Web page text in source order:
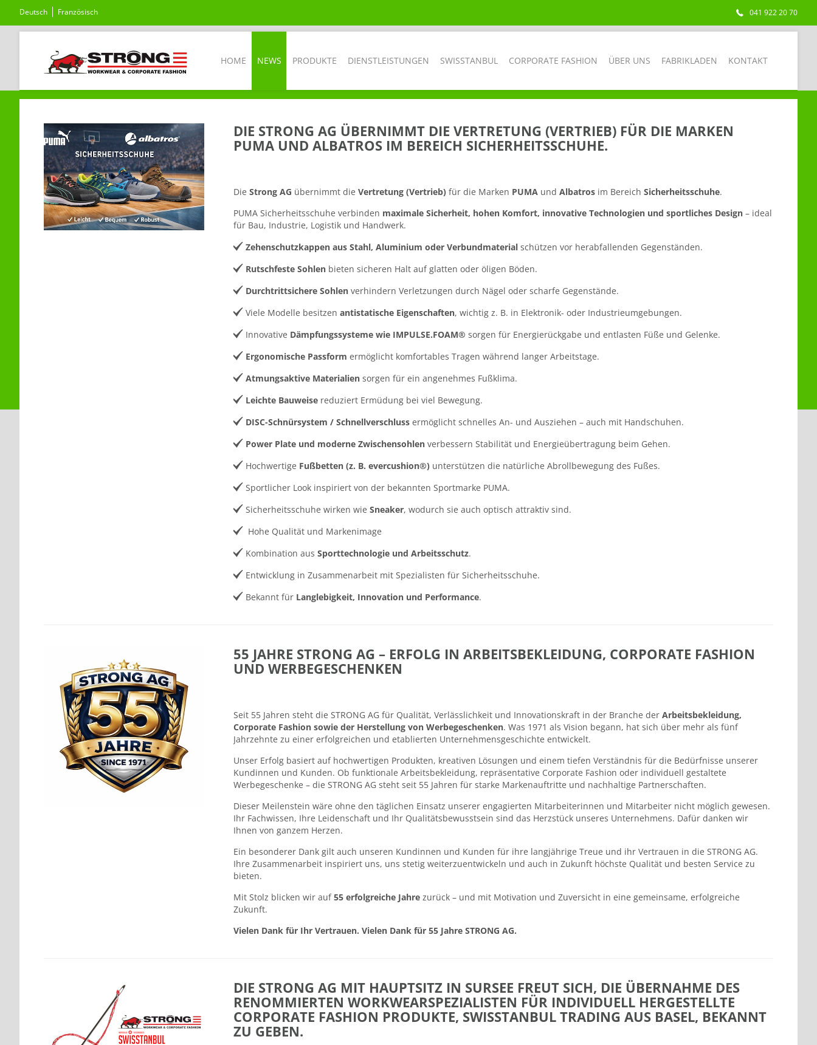
Deutsch Französisch 041 922 20 70
HOME NEWS PRODUKTE DIENSTLEISTUNGEN SWISSTANBUL CORPORATE FASHION ÜBER UNS FABRIKLADEN KONTAKT
DIE STRONG AG ÜBERNIMMT DIE VERTRETUNG (VERTRIEB) FÜR DIE MARKEN
PUMA UND ALBATROS IM BEREICH SICHERHEITSSCHUHE.
Die Strong AG übernimmt die Vertretung (Vertrieb) für die Marken PUMA und Albatros im Bereich Sicherheitsschuhe.
PUMA Sicherheitsschuhe verbinden maximale Sicherheit, hohen Komfort, innovative Technologien und sportliches Design – ideal
für Bau, Industrie, Logistik und Handwerk.
Zehenschutzkappen aus Stahl, Aluminium oder Verbundmaterial schützen vor herabfallenden Gegenständen.
Rutschfeste Sohlen bieten sicheren Halt auf glatten oder öligen Böden.
Durchtrittsichere Sohlen verhindern Verletzungen durch Nägel oder scharfe Gegenstände.
Viele Modelle besitzen antistatische Eigenschaften, wichtig z. B. in Elektronik- oder Industrieumgebungen.
Innovative Dämpfungssysteme wie IMPULSE.FOAM® sorgen für Energierückgabe und entlasten Füße und Gelenke.
Ergonomische Passform ermöglicht komfortables Tragen während langer Arbeitstage.
Atmungsaktive Materialien sorgen für ein angenehmes Fußklima.
Leichte Bauweise reduziert Ermüdung bei viel Bewegung.
DISC-Schnürsystem / Schnellverschluss ermöglicht schnelles An- und Ausziehen – auch mit Handschuhen.
Power Plate und moderne Zwischensohlen verbessern Stabilität und Energieübertragung beim Gehen.
Hochwertige Fußbetten (z. B. evercushion®) unterstützen die natürliche Abrollbewegung des Fußes.
Sportlicher Look inspiriert von der bekannten Sportmarke PUMA.
Sicherheitsschuhe wirken wie Sneaker, wodurch sie auch optisch attraktiv sind.
Hohe Qualität und Markenimage
Kombination aus Sporttechnologie und Arbeitsschutz.
Entwicklung in Zusammenarbeit mit Spezialisten für Sicherheitsschuhe.
Bekannt für Langlebigkeit, Innovation und Performance.
55 JAHRE STRONG AG – ERFOLG IN ARBEITSBEKLEIDUNG, CORPORATE FASHION
UND WERBEGESCHENKEN
Seit 55 Jahren steht die STRONG AG für Qualität, Verlässlichkeit und Innovationskraft in der Branche der Arbeitsbekleidung,
Corporate Fashion sowie der Herstellung von Werbegeschenken. Was 1971 als Vision begann, hat sich über mehr als fünf
Jahrzehnte zu einer erfolgreichen und etablierten Unternehmensgeschichte entwickelt.
Unser Erfolg basiert auf hochwertigen Produkten, kreativen Lösungen und einem tiefen Verständnis für die Bedürfnisse unserer
Kundinnen und Kunden. Ob funktionale Arbeitsbekleidung, repräsentative Corporate Fashion oder individuell gestaltete
Werbegeschenke – die STRONG AG steht seit 55 Jahren für starke Markenauftritte und nachhaltige Partnerschaften.
Dieser Meilenstein wäre ohne den täglichen Einsatz unserer engagierten Mitarbeiterinnen und Mitarbeiter nicht möglich gewesen.
Ihr Fachwissen, Ihre Leidenschaft und Ihr Qualitätsbewusstsein sind das Herzstück unseres Unternehmens. Dafür danken wir
Ihnen von ganzem Herzen.
Ein besonderer Dank gilt auch unseren Kundinnen und Kunden für ihre langjährige Treue und ihr Vertrauen in die STRONG AG.
Ihre Zusammenarbeit inspiriert uns, uns stetig weiterzuentwickeln und auch in Zukunft höchste Qualität und besten Service zu
bieten.
Mit Stolz blicken wir auf55 erfolgreiche Jahre zurück – und mit Motivation und Zuversicht in eine gemeinsame, erfolgreiche
Zukunft.
Vielen Dank für Ihr Vertrauen. Vielen Dank für 55 Jahre STRONG AG.
DIE STRONG AG MIT HAUPTSITZ IN SURSEE FREUT SICH, DIE ÜBERNAHME DES
RENOMMIERTEN WORKWEARSPEZIALISTEN FÜR INDIVIDUELL HERGESTELLTE
CORPORATE FASHION PRODUKTE, SWISSTANBUL TRADING AUS BASEL, BEKANNT
ZU GEBEN.